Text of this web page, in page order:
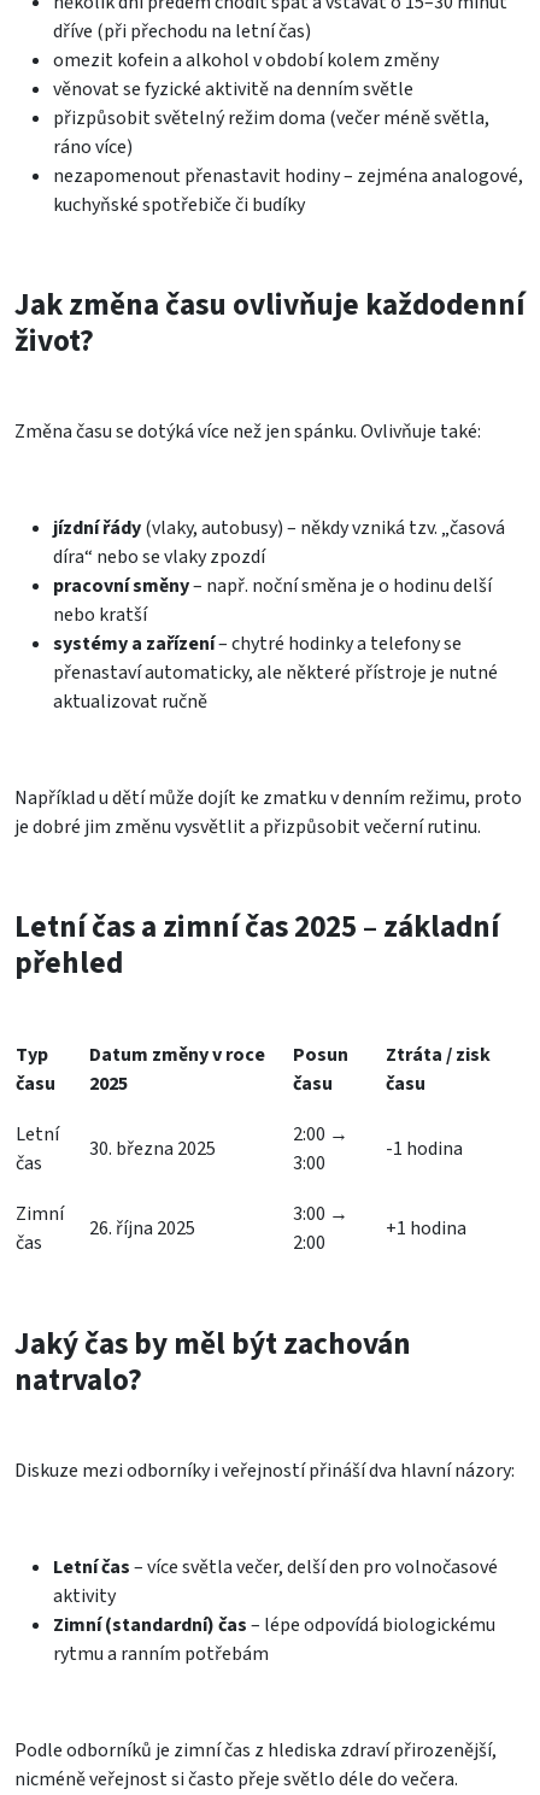
dříve (při přechodu na letní čas)
omezit kofein a alkohol v období kolem změny
věnovat se fyzické aktivitě na denním světle
přizpůsobit světelný režim doma (večer méně světla,
ráno více)
nezapomenout přenastavit hodiny – zejména analogové,
kuchyňské spotřebiče či budíky
Jak změna času ovlivňuje každodenní
život?
Změna času se dotýká více než jen spánku. Ovlivňuje také:
jízdní řády(vlaky, autobusy) – někdy vzniká tzv. „časová
díra“ nebo se vlaky zpozdí
pracovní směny– např. noční směna je o hodinu delší
nebo kratší
systémy a zařízení– chytré hodinky a telefony se
přenastaví automaticky, ale některé přístroje je nutné
aktualizovat ručně
Například u dětí může dojít ke zmatku v denním režimu, proto
je dobré jim změnu vysvětlit a přizpůsobit večerní rutinu.
Letní čas a zimní čas 2025 – základní
přehled
Typ
času
Datum změny v roce
2025
Posun
času
Ztráta / zisk
času
Letní
čas
30. března 2025
2:00 →
3:00
-1 hodina
Zimní
čas
26. října 2025
3:00 →
2:00
+1 hodina
Jaký čas by měl být zachován
natrvalo?
Diskuze mezi odborníky i veřejností přináší dva hlavní názory:
Letní čas– více světla večer, delší den pro volnočasové
aktivity
Zimní (standardní) čas– lépe odpovídá biologickému
rytmu a ranním potřebám
Podle odborníků je zimní čas z hlediska zdraví přirozenější,
nicméně veřejnost si často přeje světlo déle do večera.